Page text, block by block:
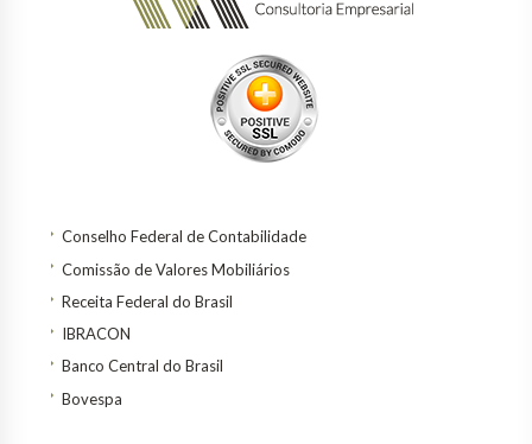
Conselho Federal de Contabilidade
Comissão de Valores Mobiliários
Receita Federal do Brasil
IBRACON
Banco Central do Brasil
Bovespa